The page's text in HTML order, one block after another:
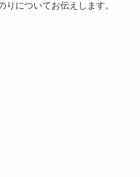
りについてお伝えします。